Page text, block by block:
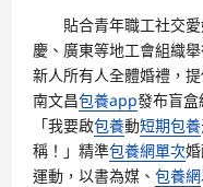
貼合青年職工社交
慶、廣東等地工會組織
新人所有人全體婚禮，
南文昌包養app發布盲
「我要啟包養動短期包養
稱！」精準包養網單次
運動，以書為媒、 包養網